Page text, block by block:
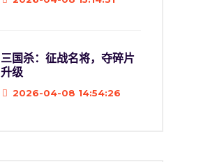
三国杀：征战名将，夺碎片
升级
2026-04-08 14:54:26